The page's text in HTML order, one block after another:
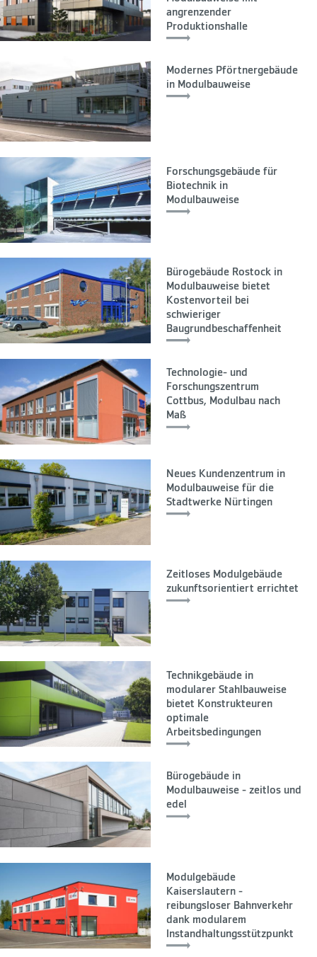
angrenzender
Produktionshalle
Modernes Pförtnergebäude
in Modulbauweise
Forschungsgebäude für
Biotechnik in
Modulbauweise
Bürogebäude Rostock in
Modulbauweise bietet
Kostenvorteil bei
schwieriger
Baugrundbeschaffenheit
Technologie- und
Forschungszentrum
Cottbus, Modulbau nach
Maß
Neues Kundenzentrum in
Modulbauweise für die
Stadtwerke Nürtingen
Zeitloses Modulgebäude
zukunftsorientiert errichtet
Technikgebäude in
modularer Stahlbauweise
bietet Konstrukteuren
optimale
Arbeitsbedingungen
Bürogebäude in
Modulbauweise - zeitlos und
edel
Modulgebäude
Kaiserslautern -
reibungsloser Bahnverkehr
dank modularem
Instandhaltungsstützpunkt